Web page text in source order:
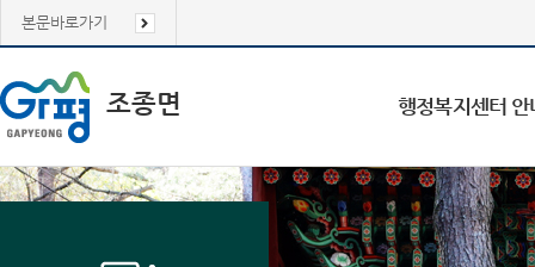
본문바로가기
조종면 행정복지센터 안